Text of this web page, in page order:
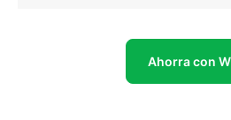
Ahorra con